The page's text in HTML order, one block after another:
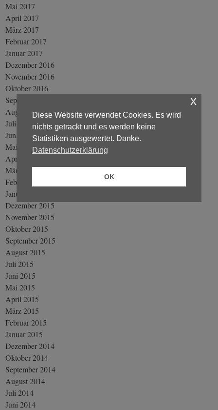
Mai 2017
April 2017
März 2017
Februar 2017
Januar 2017
Dezember 2016
November 2016
Oktober 2016
September 2016
August 2016
Juli 2016
Juni 2016
Mai 2016
April 2016
März 2016
Februar 2016
Januar 2016
Dezember 2015
November 2015
Oktober 2015
September 2015
August 2015
Juli 2015
Juni 2015
Mai 2015
April 2015
März 2015
Februar 2015
Januar 2015
Dezember 2014
Oktober 2014
September 2014
August 2014
Juli 2014
Juni 2014
Diese Website verwendet Cookies. Es wird
nichts getrackt und es werden keine
Statistiken ausgewertet. Danke.
Datenschutzerklärung
OK
x